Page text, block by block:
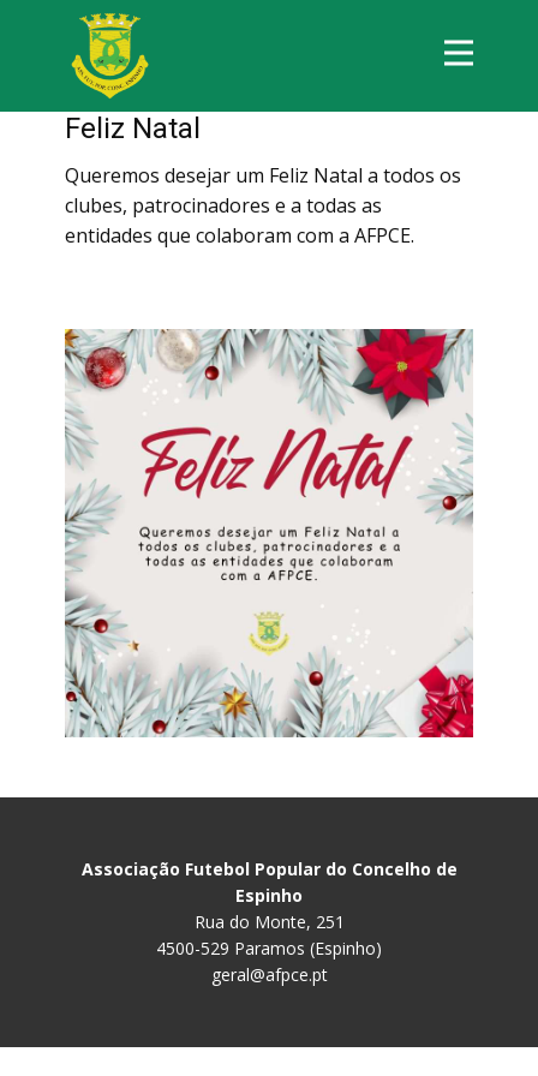
Feliz Natal
Queremos desejar um Feliz Natal a todos os
clubes, patrocinadores e a todas as
entidades que colaboram com a AFPCE.
Associação Futebol Popular do Concelho de
Espinho
Rua do Monte, 251
4500-529 Paramos (Espinho)
geral@afpce.pt